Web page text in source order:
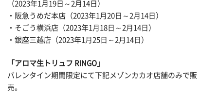
（2023年1月19日～2月14日）
・阪急うめだ本店（2023年1月20日～2月14日）
・そごう横浜店（2023年1月18日～2月14日）
・銀座三越店（2023年1月25日～2月14日）
「アロマ生トリュフ RINGO」
バレンタイン期間限定にて下記メゾンカカオ店舗のみで販
売。